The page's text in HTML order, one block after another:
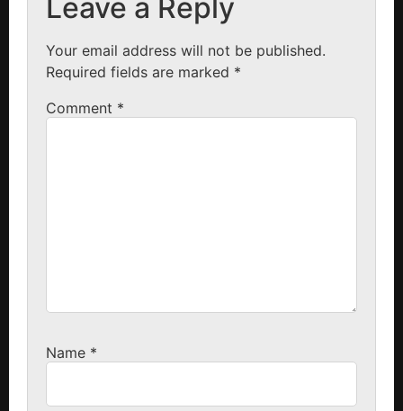
Leave a Reply
Your email address will not be published.
Required fields are marked *
Comment *
Name *